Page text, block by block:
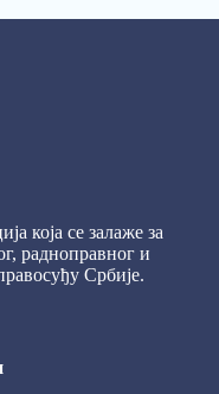
која се залаже за
радноправног и
Србије.